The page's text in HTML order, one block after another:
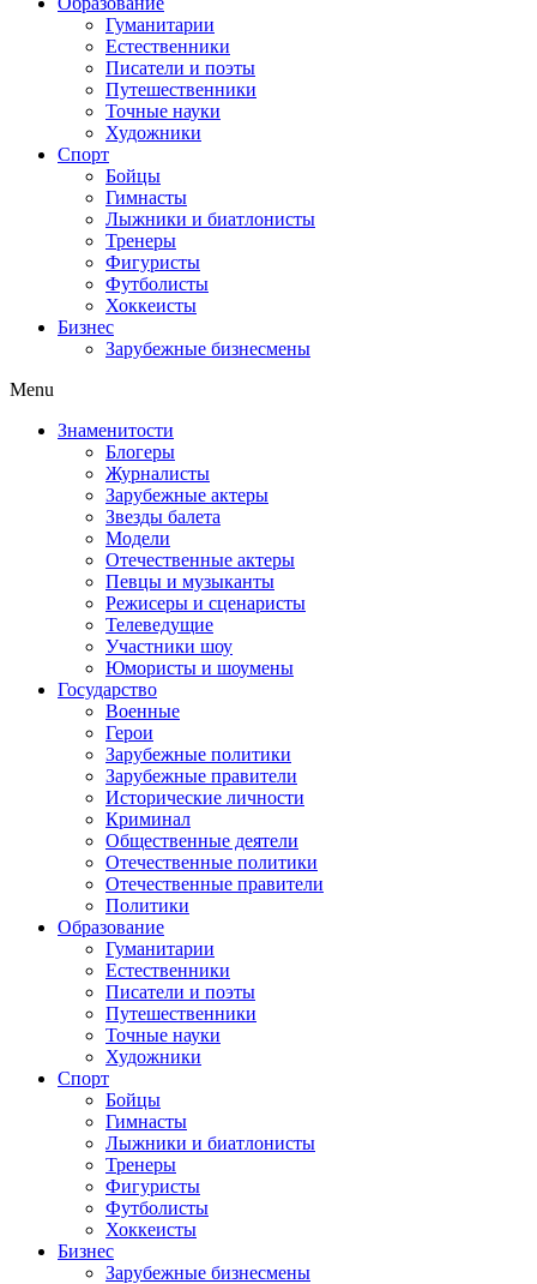
Гуманитарии
Естественники
Писатели и поэты
Путешественники
Точные науки
Художники
Спорт
Бойцы
Гимнасты
Лыжники и биатлонисты
Тренеры
Фигуристы
Футболисты
Хоккеисты
Бизнес
Зарубежные бизнесмены
Menu
Знаменитости
Блогеры
Журналисты
Зарубежные актеры
Звезды балета
Модели
Отечественные актеры
Певцы и музыканты
Режисеры и сценаристы
Телеведущие
Участники шоу
Юмористы и шоумены
Государство
Военные
Герои
Зарубежные политики
Зарубежные правители
Исторические личности
Криминал
Общественные деятели
Отечественные политики
Отечественные правители
Политики
Образование
Гуманитарии
Естественники
Писатели и поэты
Путешественники
Точные науки
Художники
Спорт
Бойцы
Гимнасты
Лыжники и биатлонисты
Тренеры
Фигуристы
Футболисты
Хоккеисты
Бизнес
Зарубежные бизнесмены